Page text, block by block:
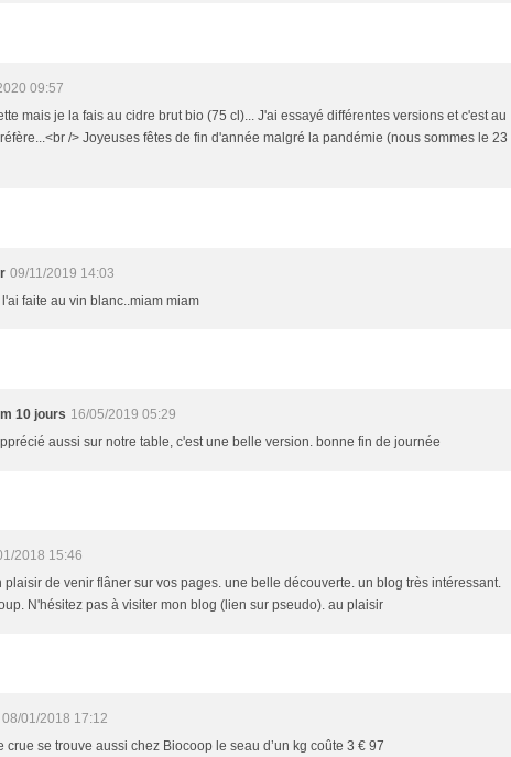
09:57
mais je la fais au cidre brut bio (75 cl)... J'ai essayé différentes versions et c'est au
/> Joyeuses fêtes de fin d'année malgré la pandémie (nous sommes le 23
09/11/2019 14:03
faite au vin blanc..miam miam
10 jours 16/05/2019 05:29
aussi sur notre table, c'est une belle version. bonne fin de journée
2018 15:46
plaisir de venir flâner sur vos pages. une belle découverte. un blog très intéressant.
N'hésitez pas à visiter mon blog (lien sur pseudo). au plaisir
08/01/2018 17:12
crue se trouve aussi chez Biocoop le seau d’un kg coûte 3 € 97